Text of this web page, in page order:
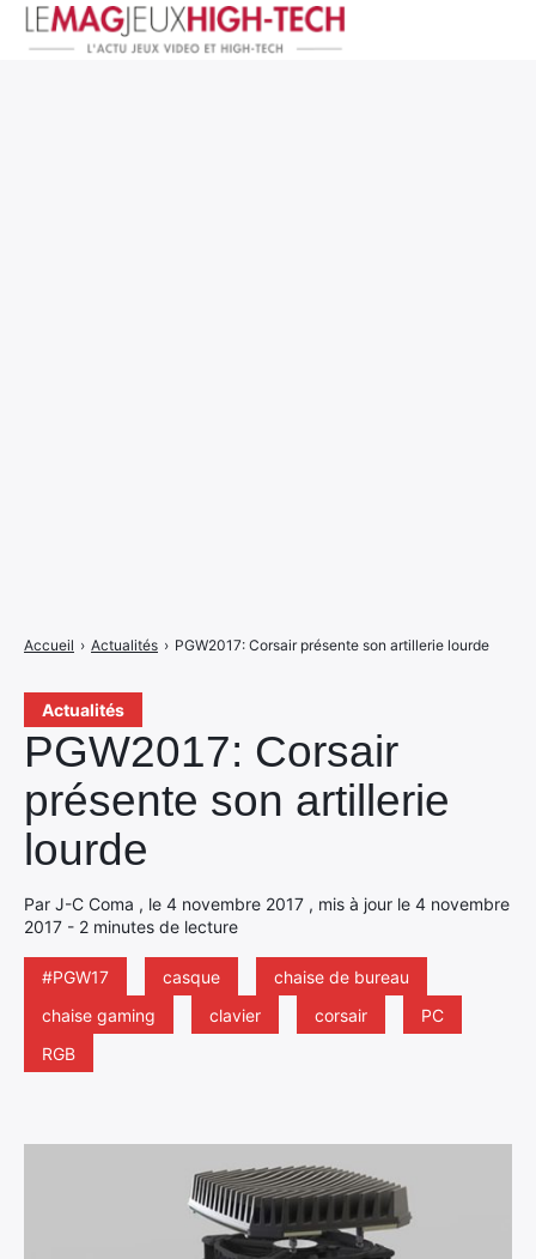
Actualités
PGW2017: Corsair
présente son artillerie
lourde
Par J-C Coma , le 4 novembre 2017 , mis à jour le 4 novembre
2017 - 2 minutes de lecture
#PGW17 casque
chaise de bureau
chaise gaming
clavier corsair
PC
RGB
Accueil › Actualités › PGW2017: Corsair présente son artillerie lourde